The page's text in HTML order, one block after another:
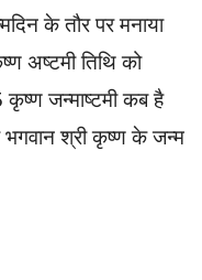
के तौर पर मनाया
अष्टमी तिथि को
जन्माष्टमी कब है
श्री कृष्ण के जन्म